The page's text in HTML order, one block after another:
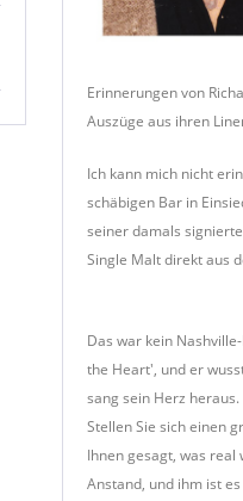
Erinnerungen von
Auszüge aus ihren
Ich kann mich nicht
schäbigen Bar in
seiner damals
Single Malt direkt aus
Das war kein
the Heart', und er
sang sein Herz heraus.
Stellen Sie sich einen
Ihnen gesagt, was real
Anstand, und ihm ist